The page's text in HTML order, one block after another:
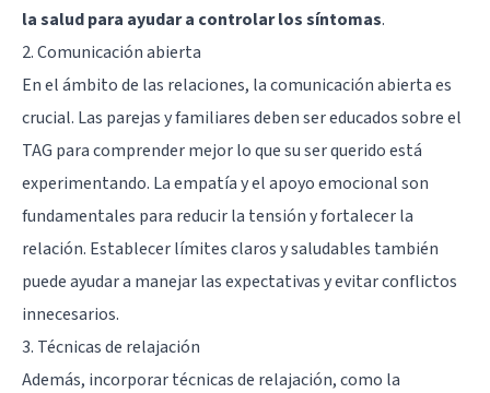
la salud para ayudar a controlar los síntomas.
2. Comunicación abierta
En el ámbito de las relaciones, la comunicación abierta es
crucial. Las parejas y familiares deben ser educados sobre el
TAG para comprender mejor lo que su ser querido está
experimentando. La empatía y el apoyo emocional son
fundamentales para reducir la tensión y fortalecer la
relación. Establecer límites claros y saludables también
puede ayudar a manejar las expectativas y evitar conflictos
innecesarios.
3. Técnicas de relajación
Además, incorporar técnicas de relajación, como la